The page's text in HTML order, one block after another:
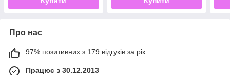
Про нас
97% позитивних з 179 відгуків за рік
Працює з 30.12.2013